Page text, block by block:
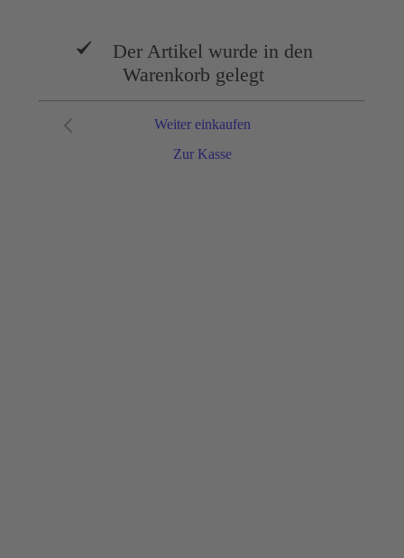
Der Artikel wurde in den
Warenkorb gelegt
Zur Kasse
Weiter einkaufen